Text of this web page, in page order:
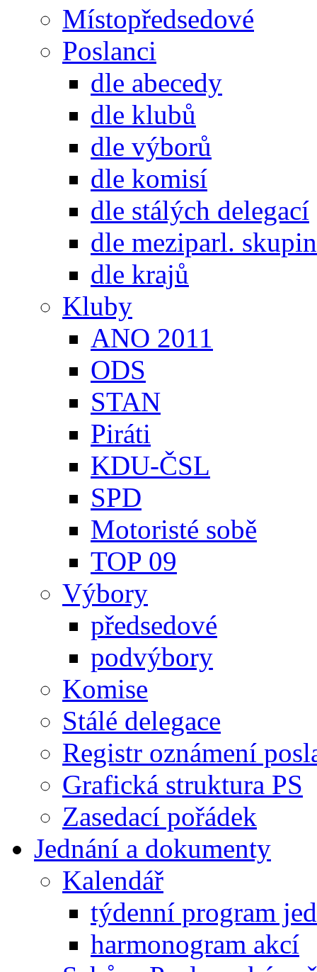
Místopředsedové
Poslanci
dle abecedy
dle klubů
dle výborů
dle komisí
dle stálých delegací
dle meziparl. skupin
dle krajů
Kluby
ANO 2011
ODS
STAN
Piráti
KDU-ČSL
SPD
Motoristé sobě
TOP 09
Výbory
předsedové
podvýbory
Komise
Stálé delegace
Registr oznámení
Grafická struktura PS
Zasedací pořádek
Jednání a dokumenty
Kalendář
týdenní program
harmonogram akcí